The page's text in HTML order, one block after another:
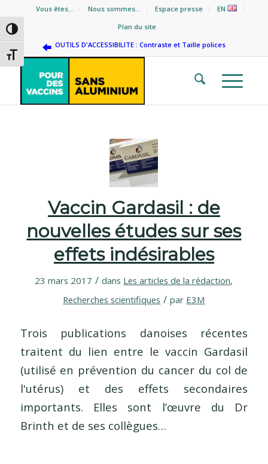
Passer en contraste élevé
Changer la taille de la police
Vous êtes… Nous sommes… Espace presse
EN
Plan du site
OUTILS D'ACCESSIBILITE : Contraste et Taille polices
Vaccin Gardasil : de
nouvelles études sur ses
effets indésirables
23 mars 2017 / dans Les articles de la rédaction,
Recherches scientifiques / par E3M
Trois publications danoises récentes
traitent du lien entre le vaccin Gardasil
(utilisé en prévention du cancer du col de
l'utérus) et des effets secondaires
importants. Elles sont l’œuvre du Dr
Brinth et de ses collègues…